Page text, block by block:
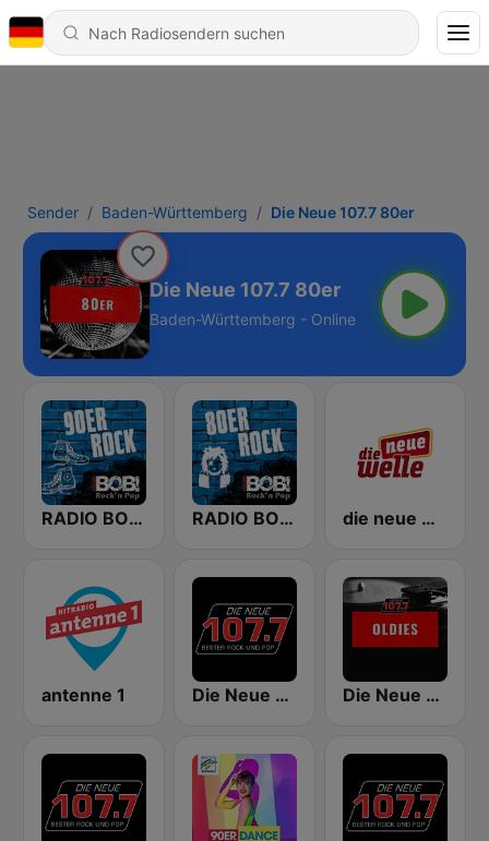
Sender Baden-Württemberg Die Neue 107.7 80er
Die Neue 107.7 80er
Baden-Württemberg - Online
RADIO BOB! 90er Rock RADIO BOB! 80er Rock die neue welle
antenne 1 Die Neue 107.7 FM Die Neue 107.7 Oldies